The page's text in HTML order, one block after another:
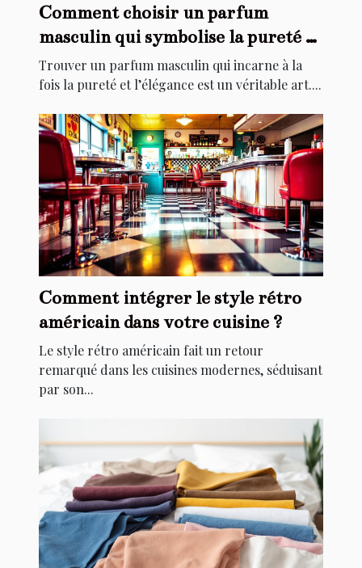
Comment choisir un parfum
masculin qui symbolise la pureté et
l'élégance ?
Trouver un parfum masculin qui incarne à la
fois la pureté et l’élégance est un véritable art....
Comment intégrer le style rétro
américain dans votre cuisine ?
Le style rétro américain fait un retour
remarqué dans les cuisines modernes, séduisant
par son...